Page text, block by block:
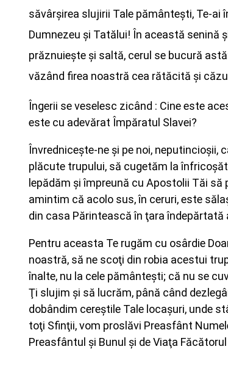
săvârşirea slujirii Tale pământeşti, Te-ai
Dumnezeu şi Tatălui! În această senină
prăznuieşte şi saltă, cerul se bucură
văzând firea noastră cea rătăcită şi
Îngerii se veselesc zicând : Cine este
este cu adevărat Împăratul Slavei?
Învredniceşte-ne şi pe noi,
plăcute trupului, să cugetăm la
lepădăm şi împreună cu Apostolii Tăi
amintim că acolo sus, în ceruri, este
din casa Părintească în ţara îndepărtată
Pentru aceasta Te rugăm cu osârdie
noastră, să ne scoţi din robia acestui
înalte, nu la cele pământeşti; că nu se
Ţi slujim şi să lucrăm, până când
dobândim cereştile Tale locaşuri, unde
toţi Sfinţii, vom proslăvi Preasfânt
Preasfântul şi Bunul şi de Viaţa